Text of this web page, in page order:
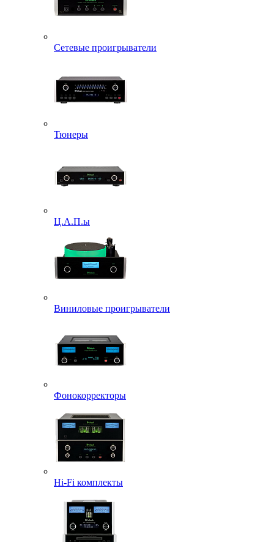
Сетевые проигрыватели
Тюнеры
Ц.А.П.ы
Виниловые проигрыватели
Фонокорректоры
Hi-Fi комплекты